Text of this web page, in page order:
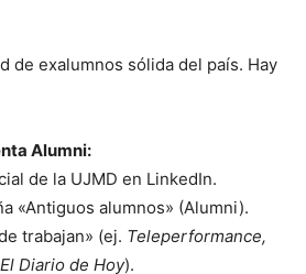
de exalumnos sólida del país. Hay
Alumni:
de la UJMD en LinkedIn.
«Antiguos alumnos» (Alumni).
trabajan» (ej. Teleperformance,
Diario de Hoy).